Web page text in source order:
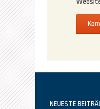
NEUESTE